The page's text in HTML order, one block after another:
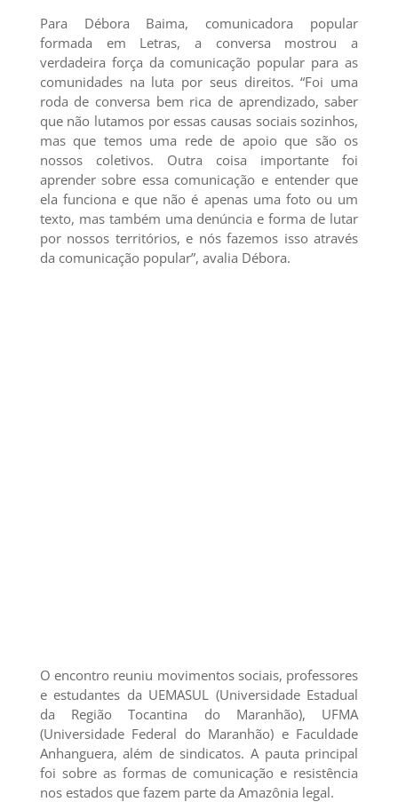
Para Débora Baima, comunicadora popular
formada em Letras, a conversa mostrou a
verdadeira força da comunicação popular para as
comunidades na luta por seus direitos. “Foi uma
roda de conversa bem rica de aprendizado, saber
que não lutamos por essas causas sociais sozinhos,
mas que temos uma rede de apoio que são os
nossos coletivos. Outra coisa importante foi
aprender sobre essa comunicação e entender que
ela funciona e que não é apenas uma foto ou um
texto, mas também uma denúncia e forma de lutar
por nossos territórios, e nós fazemos isso através
da comunicação popular”, avalia Débora.
O encontro reuniu movimentos sociais, professores
e estudantes da UEMASUL (Universidade Estadual
da Região Tocantina do Maranhão), UFMA
(Universidade Federal do Maranhão) e Faculdade
Anhanguera, além de sindicatos. A pauta principal
foi sobre as formas de comunicação e resistência
nos estados que fazem parte da Amazônia legal.